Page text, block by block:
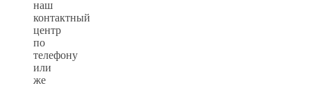
наш
контактный
центр
по
телефону
или
же